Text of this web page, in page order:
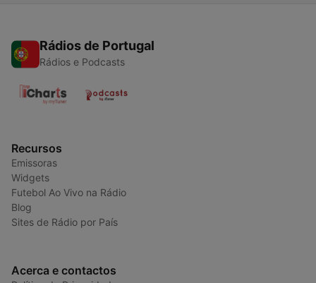
Rádios de Portugal
Rádios e Podcasts
Recursos
Emissoras
Widgets
Futebol Ao Vivo na Rádio
Blog
Sites de Rádio por País
Acerca e contactos